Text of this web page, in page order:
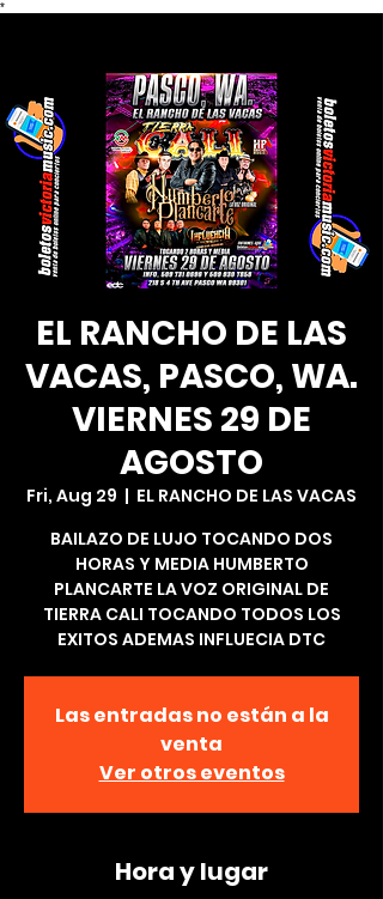
*
EL RANCHO DE LAS
VACAS, PASCO, WA.
VIERNES 29 DE
AGOSTO
Fri, Aug 29
  |
EL RANCHO DE LAS VACAS
BAILAZO DE LUJO TOCANDO DOS
HORAS Y MEDIA HUMBERTO
PLANCARTE LA VOZ ORIGINAL DE
TIERRA CALI TOCANDO TODOS LOS
EXITOS ADEMAS INFLUECIA DTC
Las entradas no están a la
venta
Ver otros eventos
Hora y lugar